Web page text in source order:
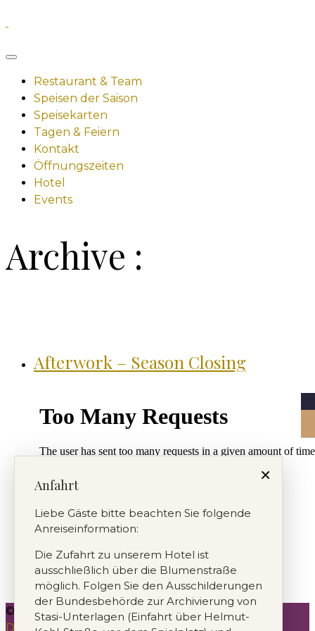
Restaurant & Team
Speisen der Saison
Speisekarten
Tagen & Feiern
Kontakt
Öffnungszeiten
Hotel
Events
Archive :
Afterwork – Season Closing
© Das Kehrs Hotel Petersberg GbR | Impressum
Datenschutz|AGB
×
Anfahrt
Liebe Gäste bitte beachten Sie folgende
Anreiseinformation:
Die Zufahrt zu unserem Hotel ist
ausschließlich über die Blumenstraße
möglich. Folgen Sie den Ausschilderungen
der Bundesbehörde zur Archivierung von
Stasi-Unterlagen (Einfahrt über Helmut-